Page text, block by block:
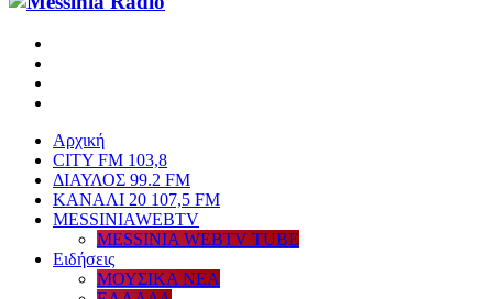
Αρχική
CITY FM 103,8
ΔΙΑΥΛΟΣ 99.2 FM
ΚΑΝΑΛΙ 20 107,5 FM
MESSINIAWEBTV
MESSINIA WEBTV TUBE
Eιδήσεις
ΜΟΥΣΙΚΑ ΝΕΑ